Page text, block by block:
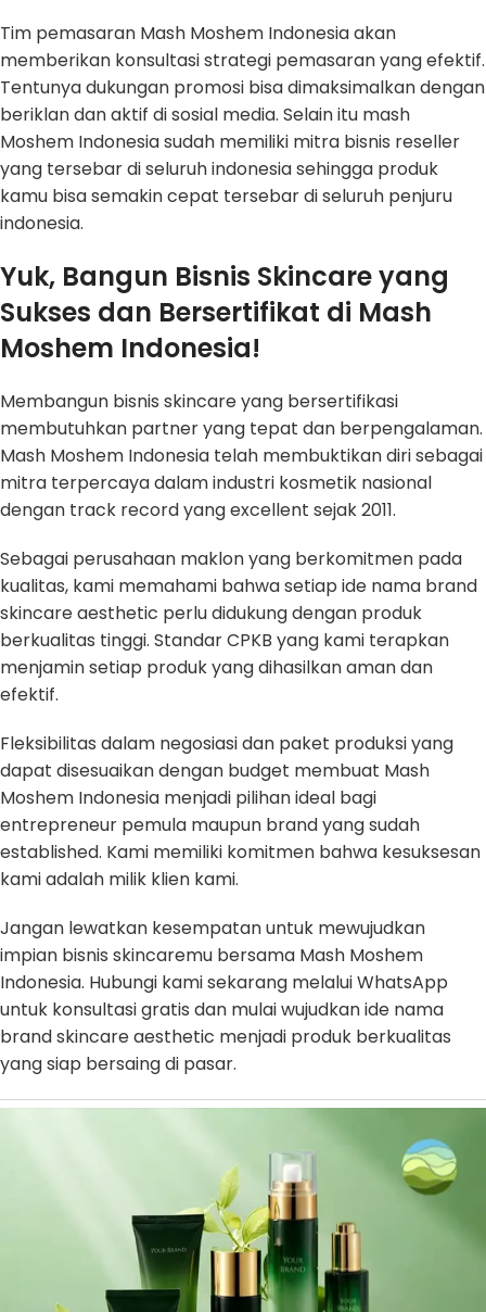
Tim pemasaran Mash Moshem Indonesia akan
memberikan konsultasi strategi pemasaran yang efektif.
Tentunya dukungan promosi bisa dimaksimalkan dengan
beriklan dan aktif di sosial media. Selain itu mash
Moshem Indonesia sudah memiliki mitra bisnis reseller
yang tersebar di seluruh indonesia sehingga produk
kamu bisa semakin cepat tersebar di seluruh penjuru
indonesia.
Yuk, Bangun Bisnis Skincare yang
Sukses dan Bersertifikat di Mash
Moshem Indonesia!
Membangun bisnis skincare yang bersertifikasi
membutuhkan partner yang tepat dan berpengalaman.
Mash Moshem Indonesia telah membuktikan diri sebagai
mitra terpercaya dalam industri kosmetik nasional
dengan track record yang excellent sejak 2011.
Sebagai perusahaan maklon yang berkomitmen pada
kualitas, kami memahami bahwa setiap ide nama brand
skincare aesthetic perlu didukung dengan produk
berkualitas tinggi. Standar CPKB yang kami terapkan
menjamin setiap produk yang dihasilkan aman dan
efektif.
Fleksibilitas dalam negosiasi dan paket produksi yang
dapat disesuaikan dengan budget membuat Mash
Moshem Indonesia menjadi pilihan ideal bagi
entrepreneur pemula maupun brand yang sudah
established. Kami memiliki komitmen bahwa kesuksesan
kami adalah milik klien kami.
Jangan lewatkan kesempatan untuk mewujudkan
impian bisnis skincaremu bersama Mash Moshem
Indonesia. Hubungi kami sekarang melalui WhatsApp
untuk konsultasi gratis dan mulai wujudkan ide nama
brand skincare aesthetic menjadi produk berkualitas
yang siap bersaing di pasar.